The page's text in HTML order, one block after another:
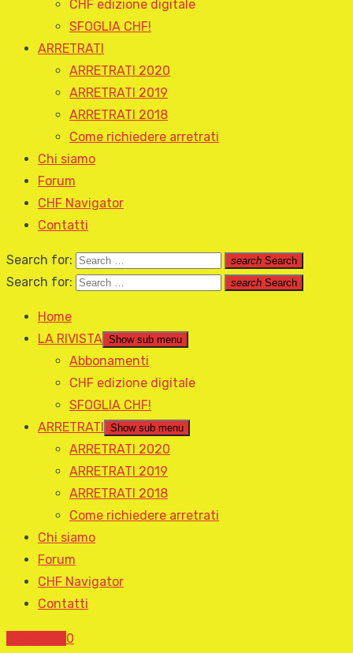
CHF edizione digitale
SFOGLIA CHF!
ARRETRATI
ARRETRATI 2020
ARRETRATI 2019
ARRETRATI 2018
Come richiedere arretrati
Chi siamo
Forum
CHF Navigator
Contatti
Search for: search Search
Search for: search Search
Home
LA RIVISTA Show sub menu
Abbonamenti
CHF edizione digitale
SFOGLIA CHF!
ARRETRATI
Show sub menu
ARRETRATI 2020
ARRETRATI 2019
ARRETRATI 2018
Come richiedere arretrati
Chi siamo
Forum
CHF Navigator
Contatti
0